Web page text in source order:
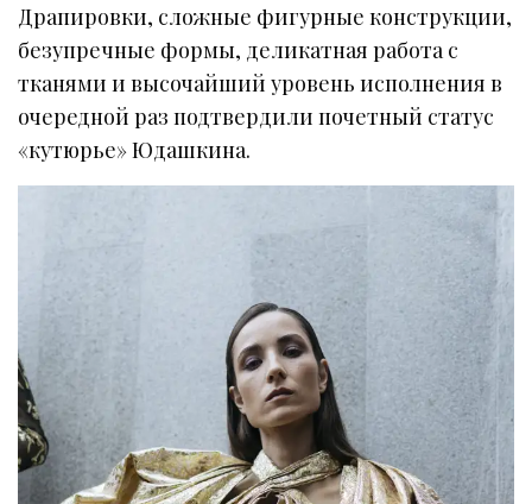
Драпировки, сложные фигурные конструкции,
безупречные формы, деликатная работа с
тканями и высочайший уровень исполнения в
очередной раз подтвердили почетный статус
«кутюрье» Юдашкина.